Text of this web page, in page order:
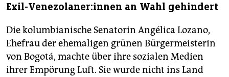
Exil-Venezolaner:innen an Wahl gehindert
Die kolumbianische Senatorin Angélica Lozano,
Ehefrau der ehemaligen grünen Bürgermeisterin
von Bogotá, machte über ihre sozialen Medien
ihrer Empörung Luft. Sie wurde nicht ins Land